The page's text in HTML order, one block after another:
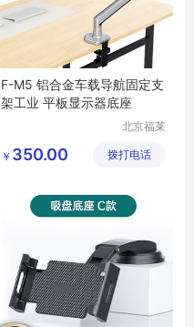
F-M5 铝合金车载导航固定支
架工业 平板显示器底座
北京福莱
有限公司
￥ 350.00 拨打电话